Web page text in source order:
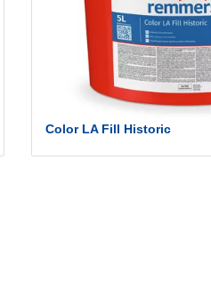
Color LA Fill Historic